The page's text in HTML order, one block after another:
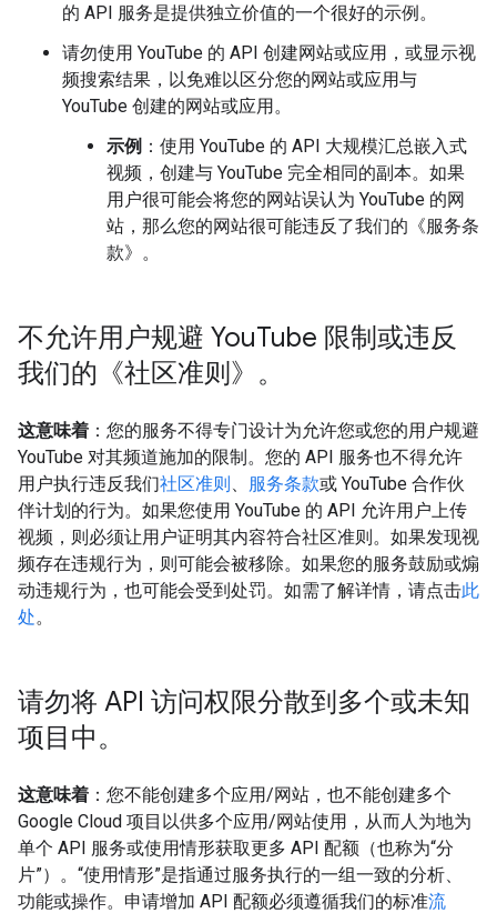
的 API 服务是提供独立价值的一个很好的示例。
请勿使用 YouTube 的 API 创建网站或应用，或显示视
频搜索结果，以免难以区分您的网站或应用与
YouTube 创建的网站或应用。
示例 ：使用 YouTube 的 API 大规模汇总嵌入式
视频，创建与 YouTube 完全相同的副本。如果
用户很可能会将您的网站误认为 YouTube 的网
站，那么您的网站很可能违反了我们的《服务条
款》。
不允许用户规避 YouTube 限制或违反
我们的《社区准则》。
这意味着 ：您的服务不得专门设计为允许您或您的用户规避
YouTube 对其频道施加的限制。您的 API 服务也不得允许
用户执行违反我们社区准则、 服务条款或 YouTube 合作伙
伴计划的行为。如果您使用 YouTube 的 API 允许用户上传
视频，则必须让用户证明其内容符合社区准则。如果发现视
频存在违规行为，则可能会被移除。如果您的服务鼓励或煽
动违规行为，也可能会受到处罚。如需了解详情，请点击此
处。
请勿将 API 访问权限分散到多个或未知
项目中。
这意味着 ：您不能创建多个应用/网站，也不能创建多个
Google Cloud 项目以供多个应用/网站使用，从而人为地为
单个 API 服务或使用情形获取更多 API 配额（也称为“分
片”）。“使用情形”是指通过服务执行的一组一致的分析、
功能或操作。申请增加 API 配额必须遵循我们的标准流